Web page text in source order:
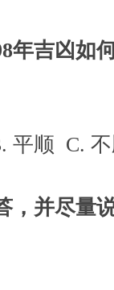
年吉凶如
平顺 C.
，并尽量